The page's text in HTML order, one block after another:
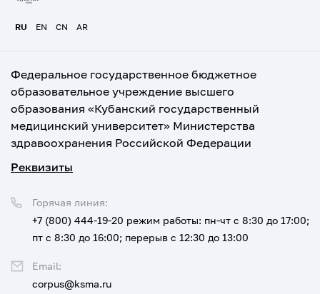
RU EN CN AR
Федеральное государственное бюджетное
образовательное учреждение высшего
образования «Кубанский государственный
медицинский университет» Министерства
здравоохранения Российской Федерации
Реквизиты
Горячая линия:
+7 (800) 444-19-20 режим работы: пн-чт с 8:30 до 17:00;
пт с 8:30 до 16:00; перерыв с 12:30 до 13:00
Email:
corpus@ksma.ru